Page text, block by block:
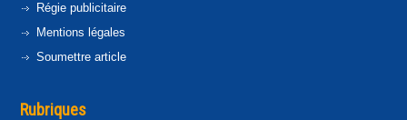
Régie publicitaire
Mentions légales
Soumettre article
Rubriques